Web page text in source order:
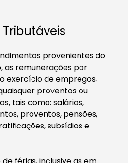
provenientes do
as remunerações por
exercício de empregos,
proventos ou
tais como: salários,
proventos, pensões,
subsídios e